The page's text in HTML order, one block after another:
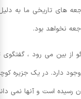
های تاریخی ما به
نخواهد بود.
بین می رود ، گفتگوی
دارد. در یک جزیره
است و آنها نمی